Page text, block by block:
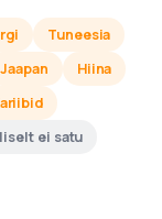
Tuneesia
Jaapan
Hiina
ei satu